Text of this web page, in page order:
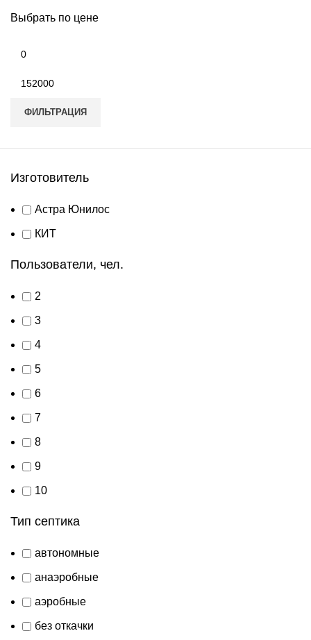
Выбрать по цене
ФИЛЬТРАЦИЯ
Изготовитель
Астра Юнилос
КИТ
Пользователи, чел.
2
3
4
5
6
7
8
9
10
Тип септика
автономные
анаэробные
аэробные
без откачки